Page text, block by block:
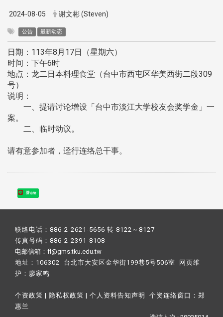
2024-08-05 谢文彬 (Steven)
公告 最新动态
日期：113年8月17日（星期六）
时间：下午6时
地点：龙二日本料理食堂（台中市西屯区华美西街二段309
号）
说明：
一、提请讨论增设「台中市淡江大学校友会奖学金」一
案。
二、临时动议。
请有意参加者，迳行连络总干事。
Share
联络电话：886-2-2621-5656 转 8122～8127
传真号码：886-2-2391-8108
电邮信箱：fl@gms.tku.edu.tw
地址：106302 台北市大安区金华街199巷5号506室 网页维
护： 廖家鸣​
个资政策 | 隐私权政策 | 个人资料告知声明 个资连络窗口： 郑
惠兰